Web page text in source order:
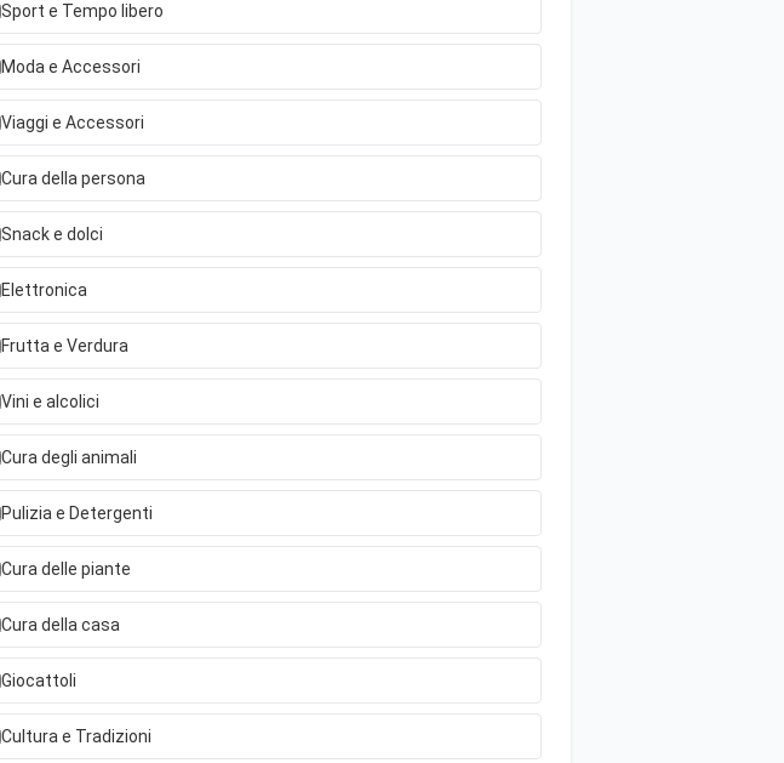
Sport e Tempo libero
Moda e Accessori
Viaggi e Accessori
Cura della persona
Snack e dolci
Elettronica
Frutta e Verdura
Vini e alcolici
Cura degli animali
Pulizia e Detergenti
Cura delle piante
Cura della casa
Giocattoli
Cultura e Tradizioni